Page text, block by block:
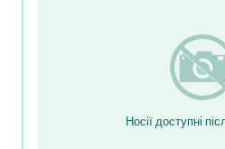
Носії доступні